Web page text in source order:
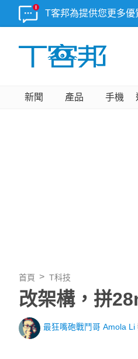
T客邦為提供您更多
新聞 產品 手機
首頁 T科技
改架構，拼
最狂嘴砲戰鬥哥 Amola Li